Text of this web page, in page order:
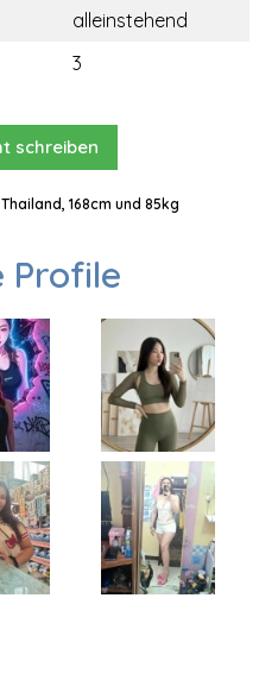
alleinstehend
3
schreiben
168cm und 85kg
Profile